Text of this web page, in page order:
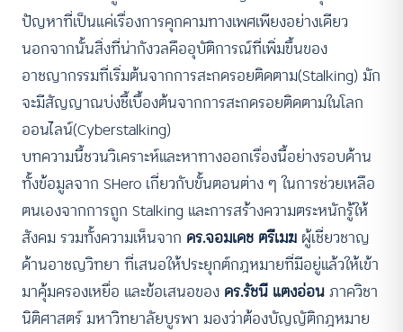
ปัญหาที่เป็นแค่เรื่องการคุกคามทางเพศเพียงอย่างเดียว
นอกจากนั้นสิ่งที่น่ากังวลคืออุบัติการณ์ที่เพิ่มขึ้นของ
อาชญากรรมที่เริ่มต้นจากการสะกดรอยติดตาม(Stalking) มัก
จะมีสัญญาณบ่งชี้เบื้องต้นจากการสะกดรอยติดตามในโลก
ออนไลน์(Cyberstalking)
บทความนี้ชวนวิเคราะห์และหาทางออกเรื่องนี้อย่างรอบด้าน
ทั้งข้อมูลจาก SHero เกี่ยวกับขั้นตอนต่าง ๆ ในการช่วยเหลือ
ตนเองจากการถูก Stalking และการสร้างความตระหนักรู้ให้
สังคม รวมทั้งความเห็นจาก ดร.จอมเดช ตรีเมฆ ผู้เชี่ยวชาญ
ด้านอาชญวิทยา ที่เสนอให้ประยุกต์กฎหมายที่มีอยู่แล้วให้เข้า
มาคุ้มครองเหยื่อ และข้อเสนอของ ดร.รัชนี แตงอ่อนภาควิชา
นิติศาสตร์ มหาวิทยาลัยบูรพา มองว่าต้องบัญญัติกฎหมาย